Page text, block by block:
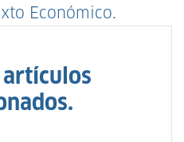
Económico.